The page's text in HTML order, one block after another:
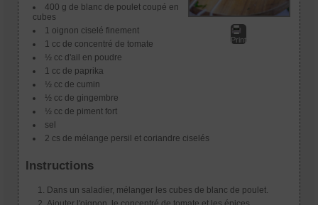
Print
400 g de blanc de poulet coupé en
cubes
1 oignon ciselé finement
1 cc de concentré de tomate
½ cc d'ail en poudre
1 cc de paprika
½ cc de cumin
½ cc de gingembre
½ cc de piment fort
sel
2 cs de mélange persil et coriandre ciselés
Instructions
Dans un saladier, mélanger les cubes de blanc de poulet.